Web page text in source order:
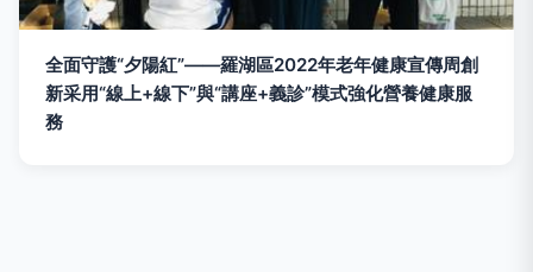
全面守護“夕陽紅”——羅湖區2022年老年健康宣傳周創
新采用“線上+線下”與“講座+義診”模式強化營養健康服
務